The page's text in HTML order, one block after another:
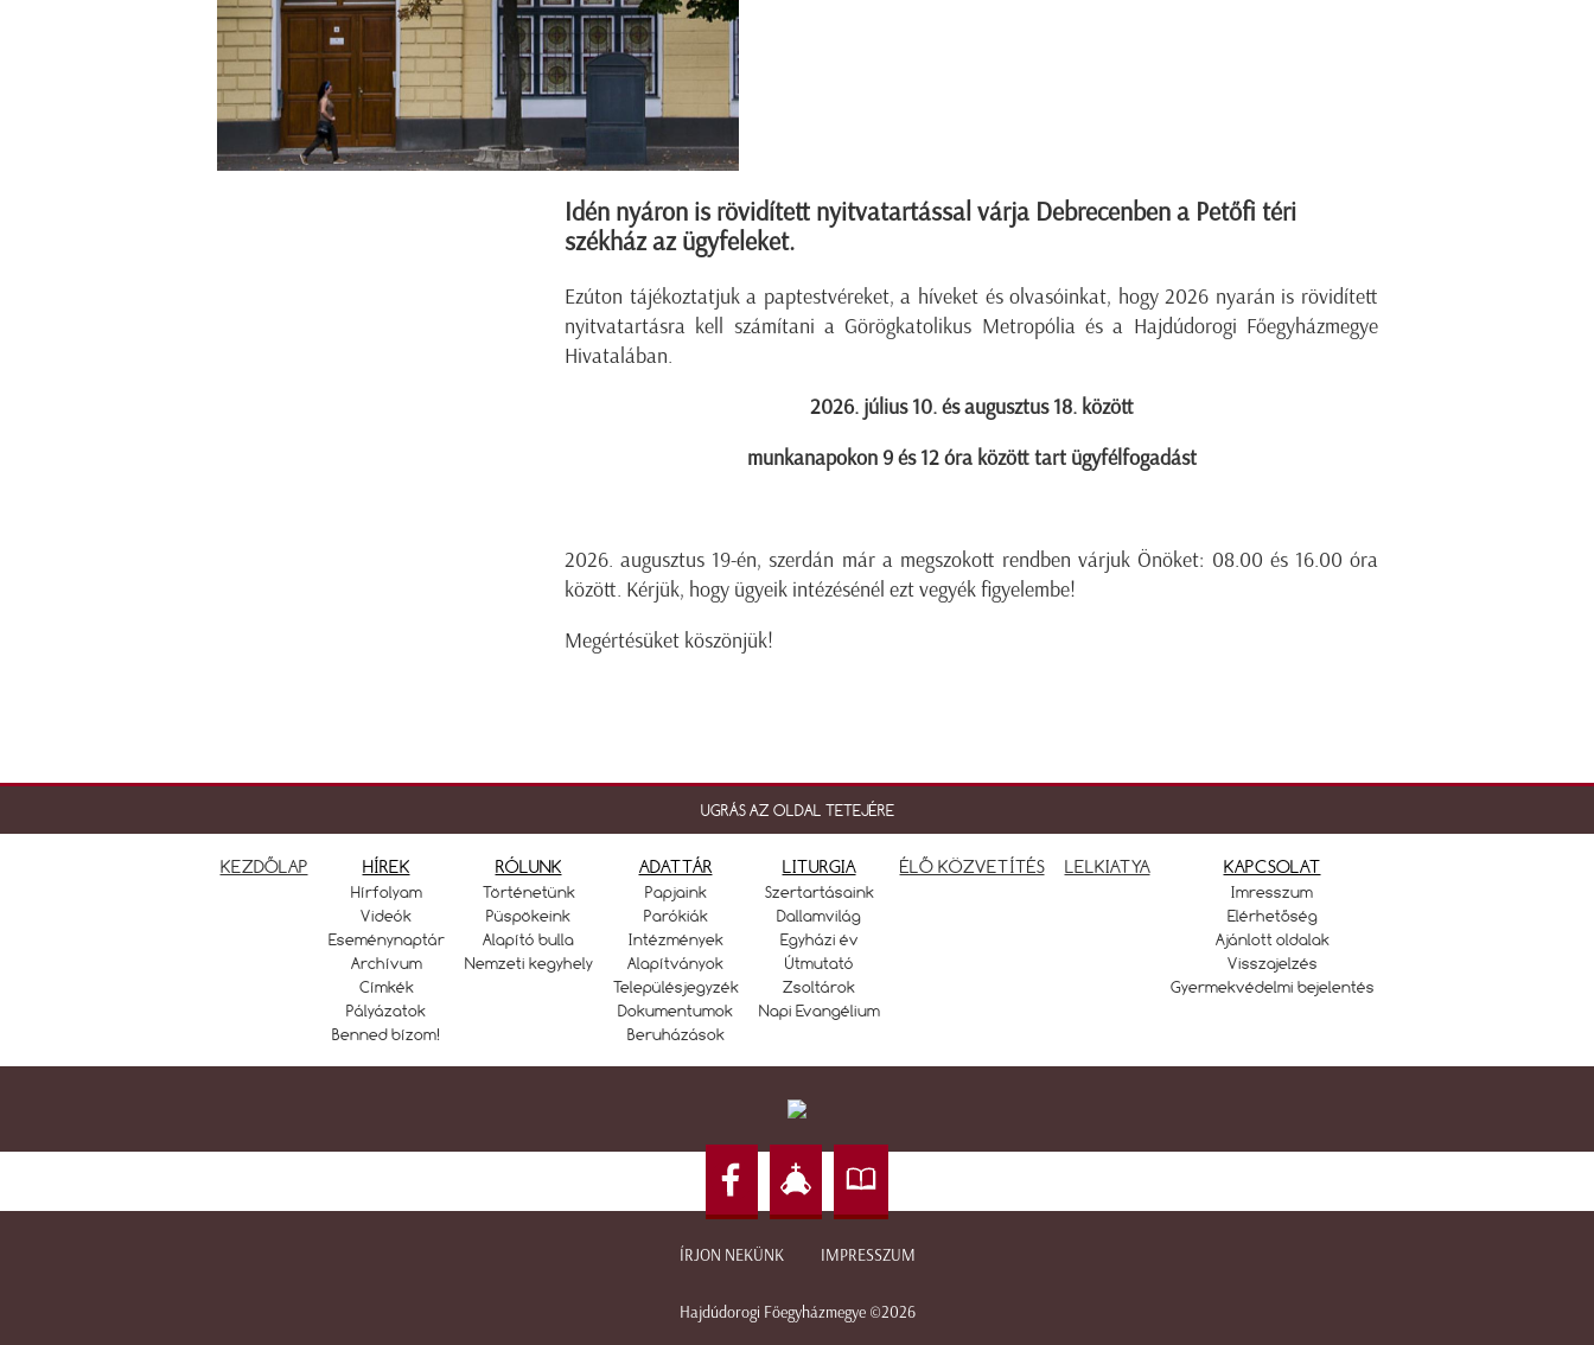
Idén nyáron is rövidített nyitvatartással várja Debrecenben a Petőfi téri
székház az ügyfeleket.
Ezúton tájékoztatjuk a paptestvéreket, a híveket és olvasóinkat, hogy 2026 nyarán is rövidített
nyitvatartásra kell számítani a Görögkatolikus Metropólia és a Hajdúdorogi Főegyházmegye
Hivatalában.
2026. július 10. és augusztus 18. között
munkanapokon 9 és 12 óra között tart ügyfélfogadást
2026. augusztus 19-én, szerdán már a megszokott rendben várjuk Önöket: 08.00 és 16.00 óra
között. Kérjük, hogy ügyeik intézésénél ezt vegyék figyelembe!
Megértésüket köszönjük!
UGRÁS AZ OLDAL TETEJÉRE
KEZDŐLAP HÍREK
Hírfolyam
Videók
Eseménynaptár
Archívum
Címkék
Pályázatok
Benned bízom!
RÓLUNK
Történetünk
Püspökeink
Alapító bulla
Nemzeti kegyhely
ADATTÁR
Papjaink
Parókiák
Intézmények
Alapítványok
Településjegyzék
Dokumentumok
Beruházások
LITURGIA
Szertartásaink
Dallamvilág
Egyházi év
Útmutató
Zsoltárok
Napi Evangélium
ÉLŐ KÖZVETÍTÉS LELKIATYA KAPCSOLAT
Imresszum
Elérhetőség
Ajánlott oldalak
Visszajelzés
Gyermekvédelmi bejelentés
ÍRJON NEKÜNK IMPRESSZUM
Hajdúdorogi Főegyházmegye ©2026